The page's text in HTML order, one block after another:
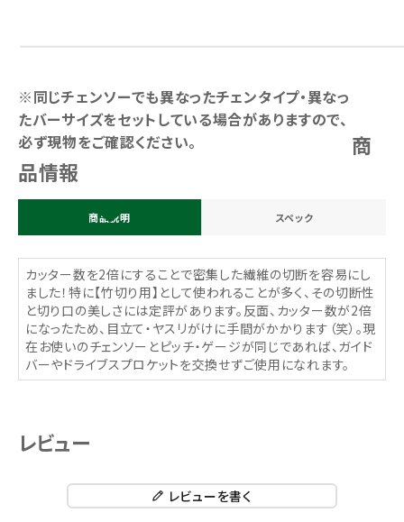
※同じチェンソーでも異なったチェンタイプ・異なっ
たバーサイズをセットしている場合がありますので、
必ず現物をご確認ください。
商
品情報
商品説明 スペック
カッター数を2倍にすることで密集した繊維の切断を容易にし
ました！特に【竹切り用】として使われることが多く、その切断性
と切り口の美しさには定評があります。反面、カッター数が2倍
になったため、目立て・ヤスリがけに手間がかかります（笑）。現
在お使いのチェンソーとピッチ・ゲージが同じであれば、ガイド
バーやドライブスプロケットを交換せずご使用になれます。
レビュー
レビューを書く